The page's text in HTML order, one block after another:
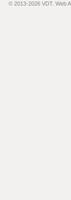
© 2013-2026 VDT. Web